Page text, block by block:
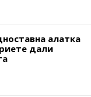
алатка
дали